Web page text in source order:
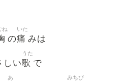
ね
の痛
いた
みは
しい歌
うた
で
あ みちび